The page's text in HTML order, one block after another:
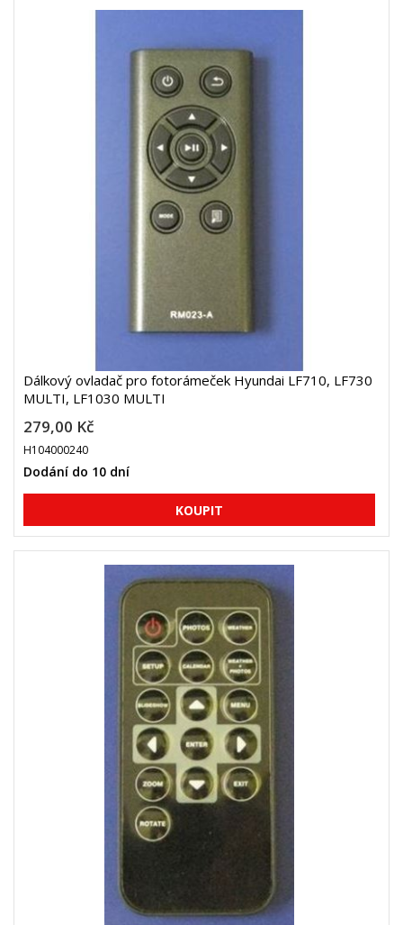
Dálkový ovladač pro fotorámeček Hyundai LF710, LF730
MULTI, LF1030 MULTI
279,00 Kč
H104000240
Dodání do 10 dní